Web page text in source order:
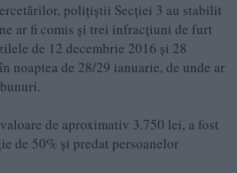
polițiștii Secţiei 3 au stabilit
ar fi comis și trei infracțiuni de furt
de 12 decembrie 2016 și 28
noaptea de 28/29 ianuarie, de unde ar
de aproximativ 3.750 lei, a fost
de 50% şi predat persoanelor